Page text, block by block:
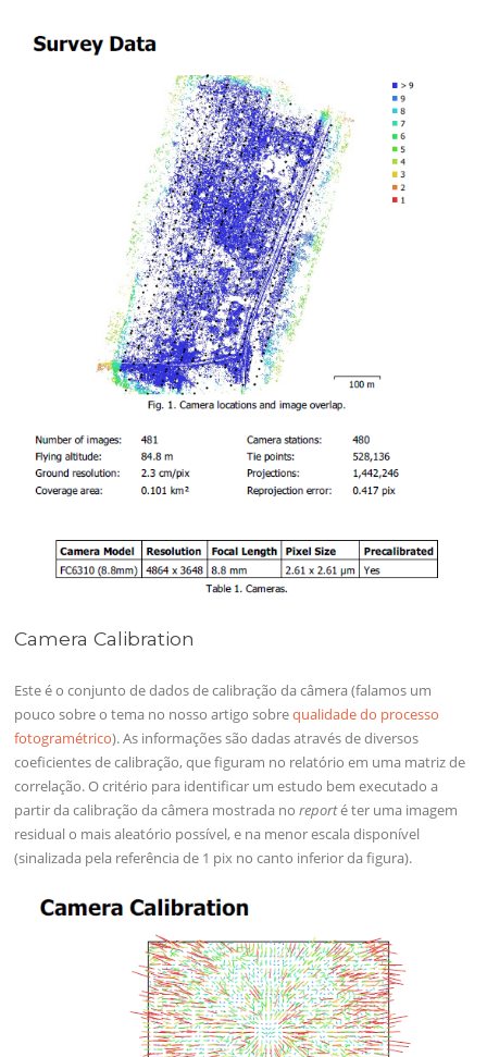
Camera Calibration
Este é o conjunto de dados de calibração da câmera (falamos um
pouco sobre o tema no nosso artigo sobrequalidade do processo
fotogramétrico). As informações são dadas através de diversos
coeficientes de calibração, que figuram no relatório em uma matriz de
correlação. O critério para identificar um estudo bem executado a
partir da calibração da câmera mostrada noreporté ter uma imagem
residual o mais aleatório possível, e na menor escala disponível
(sinalizada pela referência de 1 pix no canto inferior da figura).